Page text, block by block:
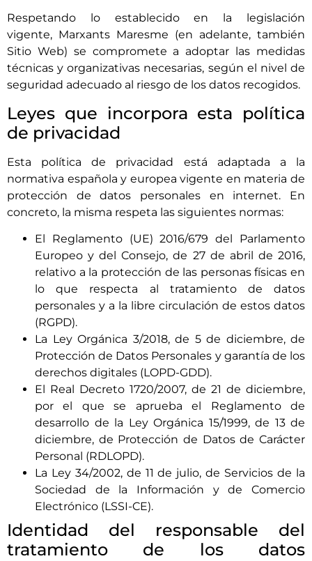
Respetando lo establecido en la legislación
vigente, Marxants Maresme (en adelante, también
Sitio Web) se compromete a adoptar las medidas
técnicas y organizativas necesarias, según el nivel de
seguridad adecuado al riesgo de los datos recogidos.
Leyes que incorpora esta política
de privacidad
Esta política de privacidad está adaptada a la
normativa española y europea vigente en materia de
protección de datos personales en internet. En
concreto, la misma respeta las siguientes normas:
El Reglamento (UE) 2016/679 del Parlamento
Europeo y del Consejo, de 27 de abril de 2016,
relativo a la protección de las personas físicas en
lo que respecta al tratamiento de datos
personales y a la libre circulación de estos datos
(RGPD).
La Ley Orgánica 3/2018, de 5 de diciembre, de
Protección de Datos Personales y garantía de los
derechos digitales (LOPD-GDD).
El Real Decreto 1720/2007, de 21 de diciembre,
por el que se aprueba el Reglamento de
desarrollo de la Ley Orgánica 15/1999, de 13 de
diciembre, de Protección de Datos de Carácter
Personal (RDLOPD).
La Ley 34/2002, de 11 de julio, de Servicios de la
Sociedad de la Información y de Comercio
Electrónico (LSSI-CE).
Identidad del responsable del
tratamiento de los datos